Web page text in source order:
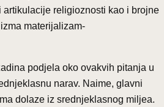
artikulacije religioznosti kao i brojne
materijalizam-
podjela oko ovakvih pitanja u
narav. Naime, glavni
dolaze iz srednjeklasnog miljea.